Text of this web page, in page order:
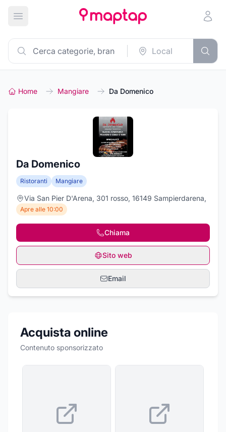
Apri menu principale
Home Mangiare Da Domenico
Da Domenico
Ristoranti Mangiare
Via San Pier D'Arena, 301 rosso, 16149 Sampierdarena,
Apre alle 10:00
Chiama
Sito web
Email
Acquista online
Contenuto sponsorizzato